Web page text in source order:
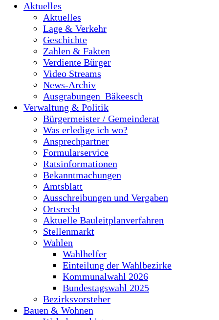
Aktuelles
Aktuelles
Lage & Verkehr
Geschichte
Zahlen & Fakten
Verdiente Bürger
Video Streams
News-Archiv
Ausgrabungen_Bäkeesch
Verwaltung & Politik
Bürgermeister / Gemeinderat
Was erledige ich wo?
Ansprechpartner
Formularservice
Ratsinformationen
Bekanntmachungen
Amtsblatt
Ausschreibungen und Vergaben
Ortsrecht
Aktuelle Bauleitplanverfahren
Stellenmarkt
Wahlen
Wahlhelfer
Einteilung der Wahlbezirke
Kommunalwahl 2026
Bundestagswahl 2025
Bezirksvorsteher
Bauen & Wohnen